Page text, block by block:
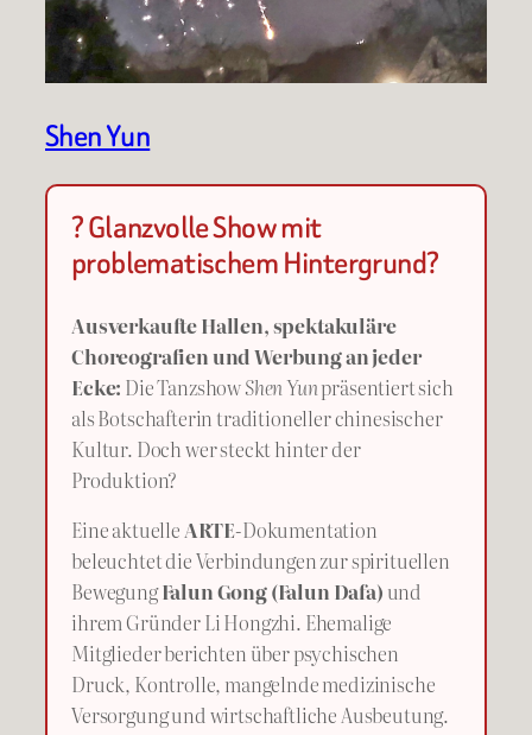
Shen Yun
? Glanzvolle Show mit
problematischem Hintergrund?
Ausverkaufte Hallen, spektakuläre
Choreografien und Werbung an jeder
Ecke: Die TanzshowShen Yunpräsentiert sich
als Botschafterin traditioneller chinesischer
Kultur. Doch wer steckt hinter der
Produktion?
Eine aktuelleARTE-Dokumentation
beleuchtet die Verbindungen zur spirituellen
BewegungFalun Gong (Falun Dafa) und
ihrem Gründer Li Hongzhi. Ehemalige
Mitglieder berichten über psychischen
Druck, Kontrolle, mangelnde medizinische
Versorgung und wirtschaftliche Ausbeutung.